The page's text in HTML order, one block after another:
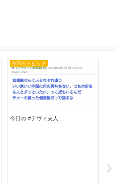
今日のトピック
今日の #デヴィ夫人